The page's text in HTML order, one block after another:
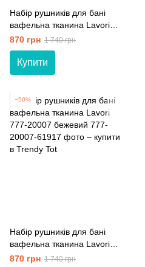
Набір рушників для бані
вафельна тканина Lavori
777-20007 індіго
870 грн 1 740 грн
Купити
−50%
Набір рушників для бані
вафельна тканина Lavori
777-20007 бежевий
870 грн 1 740 грн